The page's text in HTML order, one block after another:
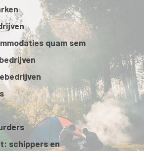
quam sem
schippers en